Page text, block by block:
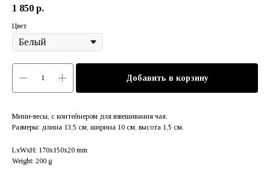
1 850 р.
Цвет
Добавить в корзину
Мини-весы, с контейнером для взвешивания чая.
Размеры: длина 13,5 см, ширина 10 см, высота 1,5 см.
LxWxH: 170x150x20 mm
Weight: 200 g